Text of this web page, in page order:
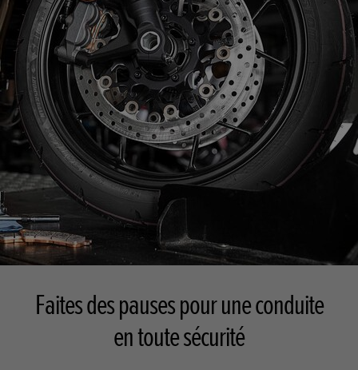
Faites des pauses pour une conduite
en toute sécurité